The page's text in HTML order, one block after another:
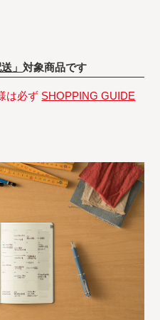
送」対象商品です
は必ず SHOPPING GUIDE